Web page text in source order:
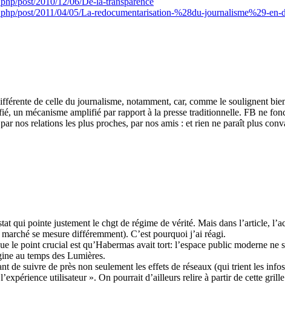
post/2011/04/05/La-redocumentarisation-%28du-journalisme%29-en-
de celle du journalisme, notamment, car, comme le soulignent
un mécanisme amplifié par rapport à la presse traditionnelle. FB ne
nos relations les plus proches, par nos amis : et rien ne paraît plus
qui pointe justement le chgt de régime de vérité. Mais dans l’article,
se mesure différemment). C’est pourquoi j’ai réagi.
le point crucial est qu’Habermas avait tort: l’espace public moderne
au temps des Lumières.
de suivre de près non seulement les effets de réseaux (qui trient les
utilisateur ». On pourrait d’ailleurs relire à partir de cette